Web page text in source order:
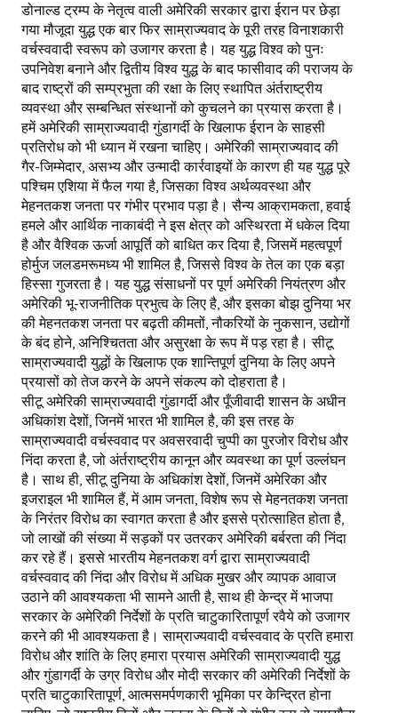
डोनाल्ड ट्रम्प के नेतृत्व वाली अमेरिकी सरकार द्वारा ईरान पर छेड़ा
गया मौजूदा युद्ध एक बार फिर साम्राज्यवाद के पूरी तरह विनाशकारी
वर्चस्ववादी स्वरूप को उजागर करता है। यह युद्ध विश्व को पुनः
उपनिवेश बनाने और द्वितीय विश्व युद्ध के बाद फासीवाद की पराजय के
बाद राष्ट्रों की सम्प्रभुता की रक्षा के लिए स्थापित अंर्तराष्ट्रीय
व्यवस्था और सम्बन्धित संस्थानों को कुचलने का प्रयास करता है।
हमें अमेरिकी साम्राज्यवादी गुंडागर्दी के खिलाफ ईरान के साहसी
प्रतिरोध को भी ध्यान में रखना चाहिए। अमेरिकी साम्राज्यवाद की
गैर-जिम्मेदार, असभ्य और उन्मादी कार्रवाइयों के कारण ही यह युद्ध पूरे
पश्चिम एशिया में फैल गया है, जिसका विश्व अर्थव्यवस्था और
मेहनतकश जनता पर गंभीर प्रभाव पड़ा है। सैन्य आक्रामकता, हवाई
हमले और आर्थिक नाकाबंदी ने इस क्षेत्र को अस्थिरता में धकेल दिया
है और वैश्विक ऊर्जा आपूर्ति को बाधित कर दिया है, जिसमें महत्वपूर्ण
होर्मुज जलडमरूमध्य भी शामिल है, जिससे विश्व के तेल का एक बड़ा
हिस्सा गुजरता है। यह युद्ध संसाधनों पर पूर्ण अमेरिकी नियंत्रण और
अमेरिकी भू-राजनीतिक प्रभुत्व के लिए है, और इसका बोझ दुनिया भर
की मेहनतकश जनता पर बढ़ती कीमतों, नौकरियों के नुकसान, उद्योगों
के बंद होने, अनिश्चितता और असुरक्षा के रूप में पड़ रहा है। सीटू
साम्राज्यवादी युद्धों के खिलाफ एक शान्तिपूर्ण दुनिया के लिए अपने
प्रयासों को तेज करने के अपने संकल्प को दोहराता है।
सीटू अमेरिकी साम्राज्यवादी गुंडागर्दी और पूँजीवादी शासन के अधीन
अधिकांश देशों, जिनमें भारत भी शामिल है, की इस तरह के
साम्राज्यवादी वर्चस्ववाद पर अवसरवादी चुप्पी का पुरजोर विरोध और
निंदा करता है, जो अंर्तराष्ट्रीय कानून और व्यवस्था का पूर्ण उल्लंघन
है। साथ ही, सीटू दुनिया के अधिकांश देशों, जिनमें अमेरिका और
इजराइल भी शामिल हैं, में आम जनता, विशेष रूप से मेहनतकश जनता
के निरंतर विरोध का स्वागत करता है और इससे प्रोत्साहित होता है,
जो लाखों की संख्या में सड़कों पर उतरकर अमेरिकी बर्बरता की निंदा
कर रहे हैं। इससे भारतीय मेहनतकश वर्ग द्वारा साम्राज्यवादी
वर्चस्ववाद की निंदा और विरोध में अधिक मुखर और व्यापक आवाज
उठाने की आवश्यकता भी सामने आती है, साथ ही केन्द्र में भाजपा
सरकार के अमेरिकी निर्देशों के प्रति चाटुकारितापूर्ण रवैये को उजागर
करने की भी आवश्यकता है। साम्राज्यवादी वर्चस्ववाद के प्रति हमारा
विरोध और शांति के लिए हमारा प्रयास अमेरिकी साम्राज्यवादी युद्ध
और गुंडागर्दी के उग्र विरोध और मोदी सरकार की अमेरिकी निर्देशों के
प्रति चाटुकारितापूर्ण, आत्मसमर्पणकारी भूमिका पर केन्द्रित होना